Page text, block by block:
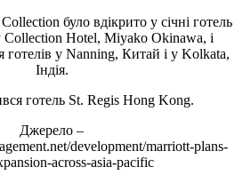
було вдікрито у січні готель
Hotel, Miyako Okinawa, і
готелів у Nanning, Китай і у Kolkata,
Індія.
готель St. Regis Hong Kong.
Джерело –
development/marriott-plans-
across-asia-pacific